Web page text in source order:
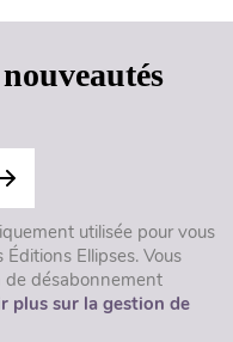
utilisée pour vous
Ellipses. Vous
de désabonnement
plus sur la gestion de